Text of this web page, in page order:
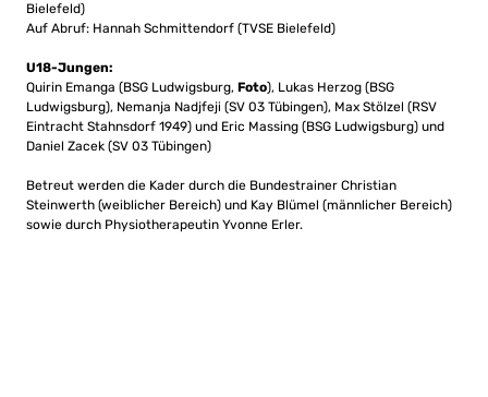
Bielefeld)
Auf Abruf: Hannah Schmittendorf (TVSE Bielefeld)
U18-Jungen:
Quirin Emanga (BSG Ludwigsburg, Foto), Lukas Herzog (BSG
Ludwigsburg), Nemanja Nadjfeji (SV 03 Tübingen), Max Stölzel (RSV
Eintracht Stahnsdorf 1949) und Eric Massing (BSG Ludwigsburg) und
Daniel Zacek (SV 03 Tübingen)
Betreut werden die Kader durch die Bundestrainer Christian
Steinwerth (weiblicher Bereich) und Kay Blümel (männlicher Bereich)
sowie durch Physiotherapeutin Yvonne Erler.